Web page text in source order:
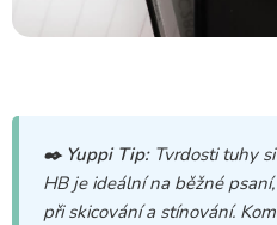
✒️ Yuppi Tip:Tvrdosti tuhy
HB je ideální na běžné
při skicování a stínování.